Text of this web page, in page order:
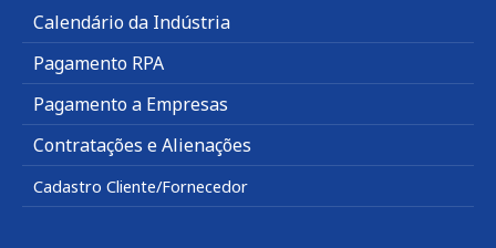
Calendário da Indústria
Pagamento RPA
Pagamento a Empresas
Contratações e Alienações
Cadastro Cliente/Fornecedor